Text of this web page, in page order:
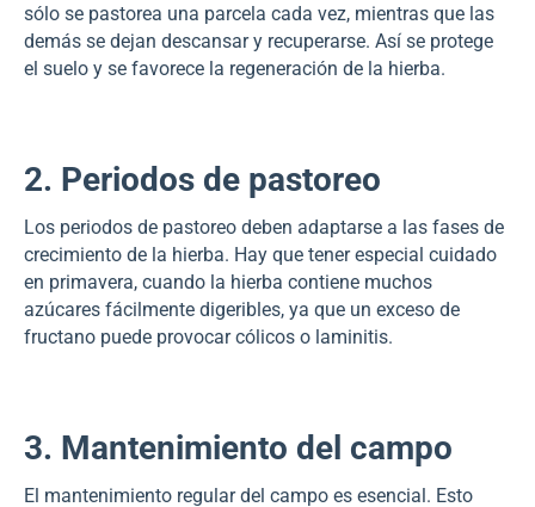
sólo se pastorea una parcela cada vez, mientras que las
demás se dejan descansar y recuperarse. Así se protege
el suelo y se favorece la regeneración de la hierba.
2. Periodos de pastoreo
Los periodos de pastoreo deben adaptarse a las fases de
crecimiento de la hierba. Hay que tener especial cuidado
en primavera, cuando la hierba contiene muchos
azúcares fácilmente digeribles, ya que un exceso de
fructano puede provocar cólicos o laminitis.
3. Mantenimiento del campo
El mantenimiento regular del campo es esencial. Esto